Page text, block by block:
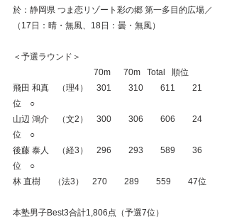
於：静岡県 つま恋リゾート彩の郷 第一多目的広場／
（17日：晴・無風、18日：曇・無風）
＜予選ラウンド＞
70m　  70m   Total   順位
飛田 和真　（理4）　301　　310　　611　　21
位　○
山辺 鴻介　（文2）　300　　306　　606　　24
位　○
後藤 泰人　（経3）　296　　293　　589　　36
位　○
林 直樹　  （法3）　270　　289　　559　　47位
本塾男子Best3合計1,806点（予選7位）